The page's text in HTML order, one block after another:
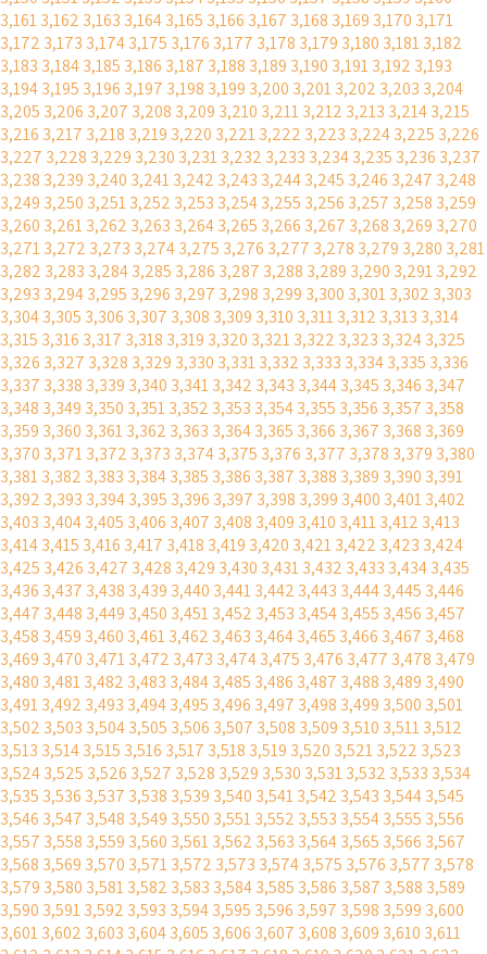
3,1613,162 3,163 3,1643,165 3,166 3,167 3,168 3,169 3,170 3,171
3,172 3,173 3,1743,175 3,176 3,177 3,178 3,179 3,180 3,1813,182
3,183 3,1843,185 3,186 3,187 3,188 3,189 3,190 3,1913,192 3,193
3,1943,195 3,196 3,197 3,198 3,199 3,200 3,2013,202 3,203 3,204
3,205 3,206 3,207 3,208 3,209 3,210 3,2113,212 3,213 3,2143,215
3,216 3,217 3,218 3,219 3,220 3,2213,222 3,223 3,2243,225 3,226
3,227 3,228 3,229 3,230 3,2313,232 3,233 3,2343,235 3,236 3,237
3,238 3,239 3,240 3,2413,242 3,243 3,2443,245 3,246 3,247 3,248
3,249 3,250 3,2513,252 3,253 3,2543,255 3,256 3,257 3,258 3,259
3,260 3,2613,262 3,263 3,2643,265 3,266 3,267 3,268 3,269 3,270
3,2713,272 3,273 3,2743,275 3,276 3,277 3,278 3,279 3,280 3,281
3,282 3,283 3,2843,285 3,286 3,287 3,288 3,289 3,290 3,2913,292
3,293 3,2943,295 3,296 3,297 3,298 3,299 3,300 3,3013,302 3,303
3,3043,305 3,306 3,307 3,308 3,309 3,310 3,3113,312 3,313 3,314
3,315 3,316 3,317 3,318 3,319 3,320 3,3213,322 3,323 3,3243,325
3,326 3,327 3,328 3,329 3,330 3,3313,332 3,333 3,3343,335 3,336
3,337 3,338 3,339 3,340 3,3413,342 3,343 3,3443,345 3,346 3,347
3,348 3,349 3,350 3,3513,352 3,353 3,3543,355 3,356 3,357 3,358
3,359 3,360 3,3613,362 3,363 3,3643,365 3,366 3,367 3,368 3,369
3,370 3,3713,372 3,373 3,3743,375 3,376 3,377 3,378 3,379 3,380
3,3813,382 3,383 3,3843,385 3,386 3,387 3,388 3,389 3,390 3,391
3,392 3,393 3,3943,395 3,396 3,397 3,398 3,399 3,400 3,4013,402
3,403 3,4043,405 3,406 3,407 3,408 3,409 3,410 3,4113,412 3,413
3,4143,415 3,416 3,417 3,418 3,419 3,420 3,4213,422 3,423 3,424
3,425 3,426 3,427 3,428 3,429 3,430 3,4313,432 3,433 3,4343,435
3,436 3,437 3,438 3,439 3,440 3,4413,442 3,443 3,4443,445 3,446
3,447 3,448 3,449 3,450 3,4513,452 3,453 3,4543,455 3,456 3,457
3,458 3,459 3,460 3,4613,462 3,463 3,4643,465 3,466 3,467 3,468
3,469 3,470 3,4713,472 3,473 3,4743,475 3,476 3,477 3,478 3,479
3,480 3,4813,482 3,483 3,4843,485 3,486 3,487 3,488 3,489 3,490
3,4913,492 3,493 3,4943,495 3,496 3,497 3,498 3,499 3,500 3,501
3,502 3,503 3,5043,505 3,506 3,507 3,508 3,509 3,510 3,5113,512
3,513 3,5143,515 3,516 3,517 3,518 3,519 3,520 3,5213,522 3,523
3,5243,525 3,526 3,527 3,528 3,529 3,530 3,5313,532 3,533 3,534
3,535 3,536 3,537 3,538 3,539 3,540 3,5413,542 3,543 3,5443,545
3,546 3,547 3,548 3,549 3,550 3,5513,552 3,553 3,5543,555 3,556
3,557 3,558 3,559 3,560 3,5613,562 3,563 3,5643,565 3,566 3,567
3,568 3,569 3,570 3,5713,572 3,573 3,5743,575 3,576 3,577 3,578
3,579 3,580 3,5813,582 3,583 3,5843,585 3,586 3,587 3,588 3,589
3,590 3,5913,592 3,593 3,5943,595 3,596 3,597 3,598 3,599 3,600
3,6013,602 3,603 3,6043,605 3,606 3,607 3,608 3,609 3,610 3,611